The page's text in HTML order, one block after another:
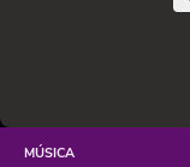
MÚSICA